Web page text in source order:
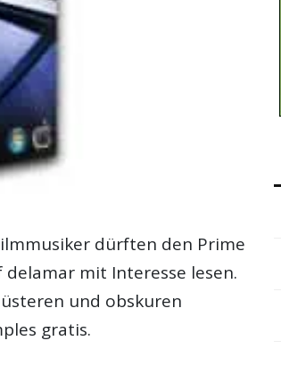
dürften den Prime
delamar mit Interesse lesen.
und obskuren
gratis.